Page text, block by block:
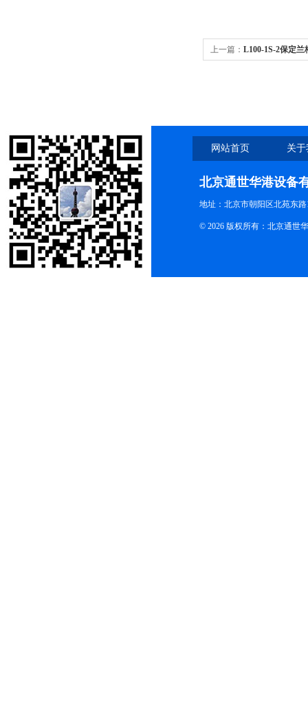
上一篇： L100-1S-2保定兰
网站首页 关
北京通世华港设备
地址：北京市朝阳区北苑东路
© 2026 版权所有：北京通世